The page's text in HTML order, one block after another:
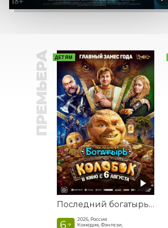
ПРЕМЬЕРА ДЕТЯМ
Последний богатырь. Колобок
6 +
2026, Россия
Комедия, Фэнтези,